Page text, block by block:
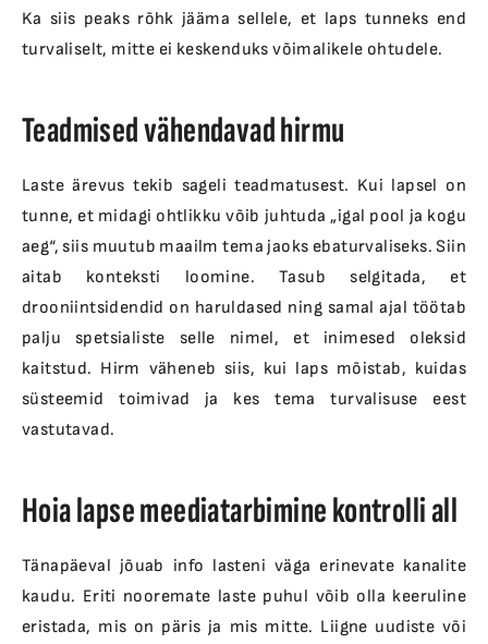
Ka siis peaks rõhk jääma sellele, et laps tunneks end
turvaliselt, mitte ei keskenduks võimalikele ohtudele.
Teadmised vähendavad hirmu
Laste ärevus tekib sageli teadmatusest. Kui lapsel on
tunne, et midagi ohtlikku võib juhtuda „igal pool ja kogu
aeg“, siis muutub maailm tema jaoks ebaturvaliseks. Siin
aitab konteksti loomine. Tasub selgitada, et
drooniintsidendid on haruldased ning samal ajal töötab
palju spetsialiste selle nimel, et inimesed oleksid
kaitstud. Hirm väheneb siis, kui laps mõistab, kuidas
süsteemid toimivad ja kes tema turvalisuse eest
vastutavad.
Hoia lapse meediatarbimine kontrolli all
Tänapäeval jõuab info lasteni väga erinevate kanalite
kaudu. Eriti nooremate laste puhul võib olla keeruline
eristada, mis on päris ja mis mitte. Liigne uudiste või